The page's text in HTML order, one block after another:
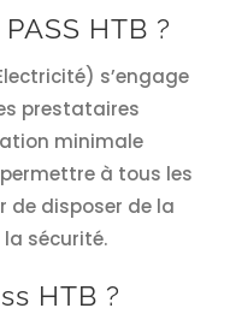
HTB ?
s’engage
prestataires
minimale
permettre à tous les
de disposer de la
sécurité.
HTB ?